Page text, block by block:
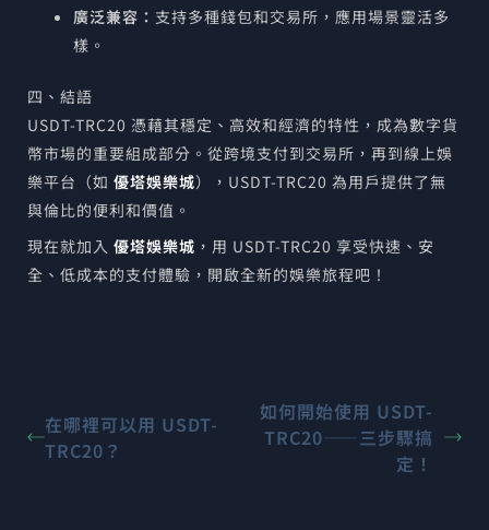
廣泛兼容： 支持多種錢包和交易所，應用場景靈活多
樣。
四、結語
USDT-TRC20 憑藉其穩定、高效和經濟的特性，成為數字貨
幣市場的重要組成部分。從跨境支付到交易所，再到線上娛
樂平台（如 優塔娛樂城），USDT-TRC20 為用戶提供了無
與倫比的便利和價值。
現在就加入 優塔娛樂城 ，用 USDT-TRC20 享受快速、安
全、低成本的支付體驗，開啟全新的娛樂旅程吧！
在哪裡可以用 USDT-
TRC20？
如何開始使用 USDT-
TRC20——三步驟搞
定！